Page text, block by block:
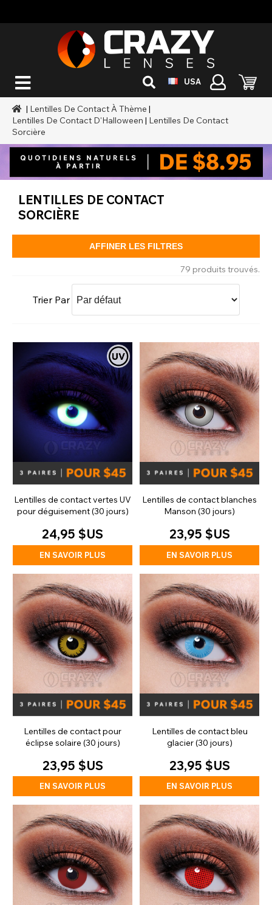
USA
| Lentilles De Contact À Thème |
Lentilles De Contact D'Halloween | Lentilles De Contact
Sorcière
LENTILLES DE CONTACT
SORCIÈRE
AFFINER LES FILTRES
79 produits trouvés.
Trier Par
Lentilles de contact vertes UV
pour déguisement (30 jours)
24,95 $US
EN SAVOIR PLUS
Lentilles de contact blanches
Manson (30 jours)
23,95 $US
EN SAVOIR PLUS
Lentilles de contact pour
éclipse solaire (30 jours)
23,95 $US
EN SAVOIR PLUS
Lentilles de contact bleu
glacier (30 jours)
23,95 $US
EN SAVOIR PLUS